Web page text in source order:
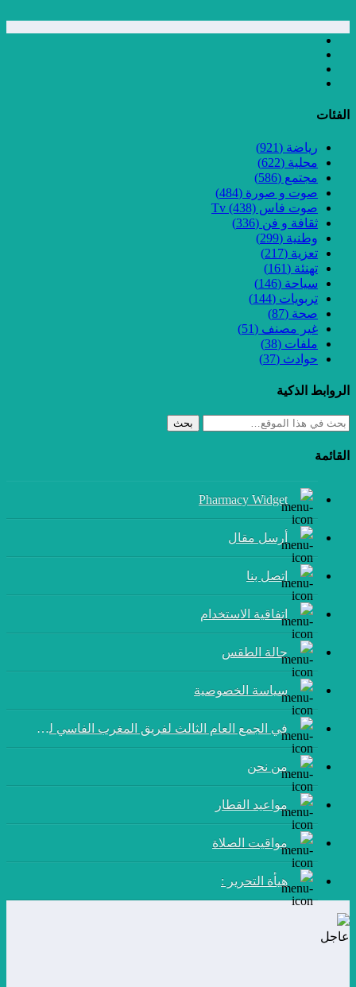
الفئات
رياضة (921)
محلية (622)
مجتمع (586)
صوت و صورة (484)
صوت فاس Tv (438)
ثقافة و فن (336)
وطنية (299)
تعزية (217)
تهنئة (161)
سياحة (146)
تربويات (144)
صحة (87)
غير مصنف (51)
ملفات (38)
حوادث (37)
الروابط الذكية
بحث
القائمة
Pharmacy Widget
أرسل مقال
إتصل بنا
اتفاقية الاستخدام
حالة الطقس
سياسة الخصوصية
في الجمع العام الثالث لفريق المغرب الفاسي لكرة القدم:
من نحن
مواعيد القطار
مواقيت الصلاة
هيأة التحرير :
عاجل